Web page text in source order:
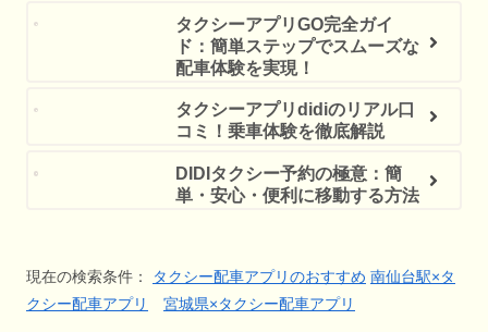
タクシーアプリGO完全ガイ
ド：簡単ステップでスムーズな
配車体験を実現！
タクシーアプリdidiのリアル口
コミ！乗車体験を徹底解説
DIDIタクシー予約の極意：簡
単・安心・便利に移動する方法
現在の検索条件： タクシー配車アプリのおすすめ 南仙台駅×タ
クシー配車アプリ
宮城県×タクシー配車アプリ